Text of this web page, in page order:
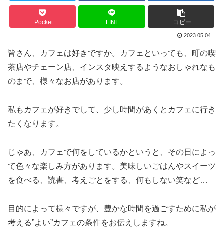
Pocket LINE コピー
2023.05.04
皆さん、カフェは好きですか。カフェといっても、町の喫
茶店やチェーン店、インスタ映えするようなおしゃれなも
のまで、様々なお店があります。
私もカフェが好きでして、少し時間があくとカフェに行き
たくなります。
じゃあ、カフェで何をしているかというと、その日によっ
て色々な楽しみ方があります。美味しいごはんやスイーツ
を食べる、読書、考えごとをする、何もしない笑など…
目的によって様々ですが、豊かな時間を過ごすために私が
考える”よい”カフェの条件をお伝えしますね。